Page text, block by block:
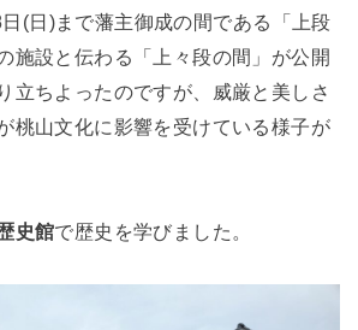
(日)まで藩主御成の間である「上段
施設と伝わる「上々段の間」が公開
立ちよったのですが、威厳と美しさ
桃山文化に影響を受けている様子が
史館で歴史を学びました。